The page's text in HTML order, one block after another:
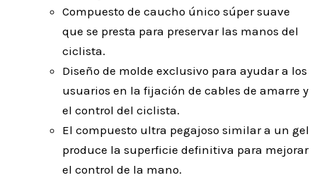
Compuesto de caucho único súper suave
que se presta para preservar las manos del
ciclista.
Diseño de molde exclusivo para ayudar a los
usuarios en la fijación de cables de amarre y
el control del ciclista.
El compuesto ultra pegajoso similar a un gel
produce la superficie definitiva para mejorar
el control de la mano.